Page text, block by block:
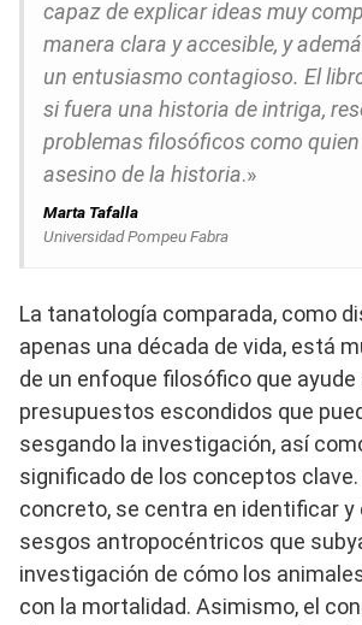
capaz de explicar ideas muy
manera clara y accesible, y
un entusiasmo contagioso. El
si fuera una historia de intriga,
problemas filosóficos como
asesino de la historia.»
Marta Tafalla
Universidad Pompeu Fabra
La tanatología comparada, como
apenas una década de vida, está
de un enfoque filosófico que
presupuestos escondidos que
sesgando la investigación, así
significado de los conceptos clave.
concreto, se centra en identificar y
sesgos antropocéntricos que
investigación de cómo los
con la mortalidad. Asimismo, el